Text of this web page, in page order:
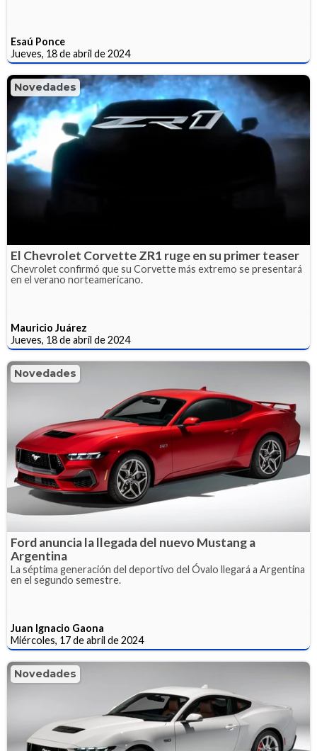
Esaú Ponce
Jueves, 18 de abril de 2024
Novedades
El Chevrolet Corvette ZR1 ruge en su primer teaser
Chevrolet confirmó que su Corvette más extremo se presentará
en el verano norteamericano.
Mauricio Juárez
Jueves, 18 de abril de 2024
Novedades
Ford anuncia la llegada del nuevo Mustang a
Argentina
La séptima generación del deportivo del Óvalo llegará a Argentina
en el segundo semestre.
Juan Ignacio Gaona
Miércoles, 17 de abril de 2024
Novedades